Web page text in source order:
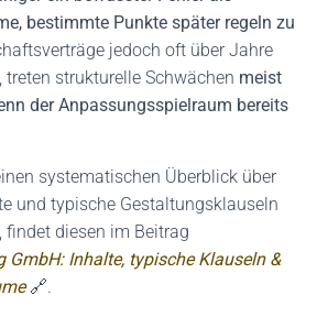
bestimmte Punkte später regeln zu
jedoch oft über Jahre
treten strukturelle Schwächen meist
der Anpassungsspielraum bereits
systematischen Überblick über
und typische Gestaltungsklauseln
diesen im Beitrag
GmbH: Inhalte, typische Klauseln &
🔗.